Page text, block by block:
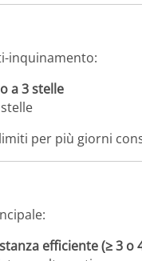
inquinamento:
a 3 stelle
per più giorni
efficiente (≥ 3 o